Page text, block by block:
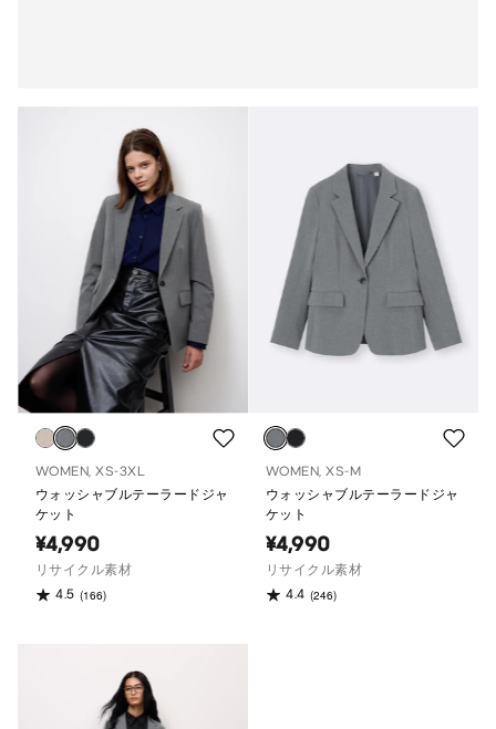
WOMEN, XS-3XL
ウォッシャブルテーラードジャ
ケット
¥4,990
リサイクル素材
4.5 (166)
WOMEN, XS-M
ウォッシャブルテーラードジャ
ケット
¥4,990
リサイクル素材
4.4 (246)